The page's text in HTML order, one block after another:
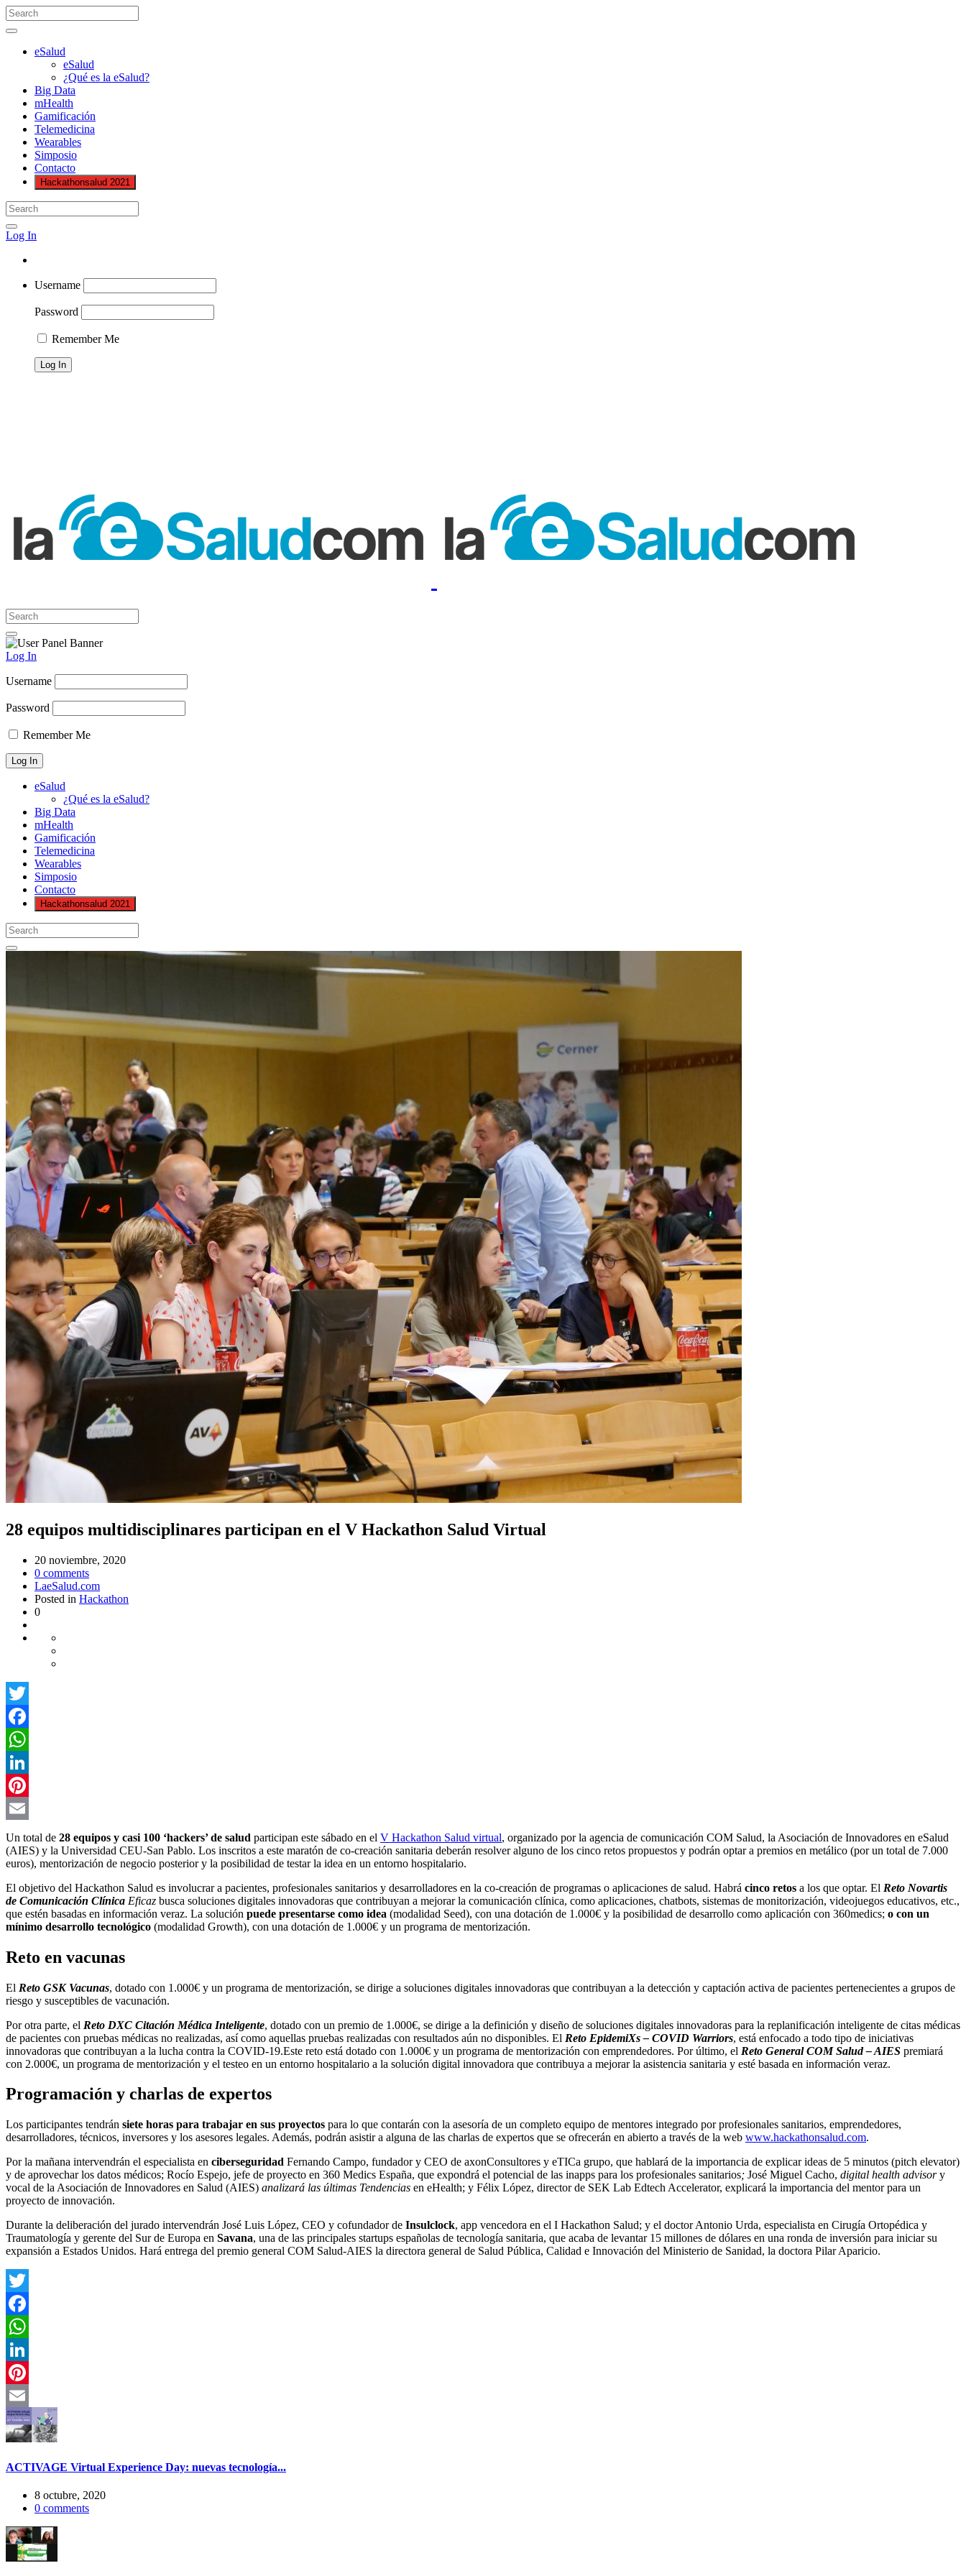
eSalud
eSalud
¿Qué es la eSalud?
Big Data
mHealth
Gamificación
Telemedicina
Wearables
Simposio
Contacto
Hackathonsalud 2021
Log In
Username
Password
Remember Me
Log In
Username
Password
Remember Me
eSalud
¿Qué es la eSalud?
Big Data
mHealth
Gamificación
Telemedicina
Wearables
Simposio
Contacto
Hackathonsalud 2021
28 equipos multidisciplinares participan en el V Hackathon Salud Virtual
20 noviembre, 2020
0 comments
LaeSalud.com
Posted in Hackathon
0
Twitter
Facebook
WhatsApp
LinkedIn
Pinterest
Email
Un total de 28 equipos y casi 100 ‘hackers’ de salud participan este sábado en el V Hackathon Salud virtual, organizado por la agencia de comunicación COM Salud, la Asociación de Innovadores en eSalud
(AIES) y la Universidad CEU-San Pablo. Los inscritos a este maratón de co-creación sanitaria deberán resolver alguno de los cinco retos propuestos y podrán optar a premios en metálico (por un total de 7.000
euros), mentorización de negocio posterior y la posibilidad de testar la idea en un entorno hospitalario.
El objetivo del Hackathon Salud es involucrar a pacientes, profesionales sanitarios y desarrolladores en la co-creación de programas o aplicaciones de salud. Habrá cinco retos a los que optar. El Reto Novartis
de Comunicación Clínica Eficaz busca soluciones digitales innovadoras que contribuyan a mejorar la comunicación clínica, como aplicaciones, chatbots, sistemas de monitorización, videojuegos educativos, etc.,
que estén basadas en información veraz. La solución puede presentarse como idea (modalidad Seed), con una dotación de 1.000€ y la posibilidad de desarrollo como aplicación con 360medics; o con un
mínimo desarrollo tecnológico (modalidad Growth), con una dotación de 1.000€ y un programa de mentorización.
Reto en vacunas
El Reto GSK Vacunas, dotado con 1.000€ y un programa de mentorización, se dirige a soluciones digitales innovadoras que contribuyan a la detección y captación activa de pacientes pertenecientes a grupos de
riesgo y susceptibles de vacunación.
Por otra parte, el Reto DXC Citación Médica Inteligente, dotado con un premio de 1.000€, se dirige a la definición y diseño de soluciones digitales innovadoras para la replanificación inteligente de citas médicas
de pacientes con pruebas médicas no realizadas, así como aquellas pruebas realizadas con resultados aún no disponibles. El Reto EpidemiXs – COVID Warriors, está enfocado a todo tipo de iniciativas
innovadoras que contribuyan a la lucha contra la COVID-19.Este reto está dotado con 1.000€ y un programa de mentorización con emprendedores. Por último, el Reto General COM Salud – AIES premiará
con 2.000€, un programa de mentorización y el testeo en un entorno hospitalario a la solución digital innovadora que contribuya a mejorar la asistencia sanitaria y esté basada en información veraz.
Programación y charlas de expertos
Los participantes tendrán siete horas para trabajar en sus proyectos para lo que contarán con la asesoría de un completo equipo de mentores integrado por profesionales sanitarios, emprendedores,
desarrolladores, técnicos, inversores y los asesores legales. Además, podrán asistir a alguna de las charlas de expertos que se ofrecerán en abierto a través de la web www.hackathonsalud.com.
Por la mañana intervendrán el especialista en ciberseguridad Fernando Campo, fundador y CEO de axonConsultores y eTICa grupo, que hablará de la importancia de explicar ideas de 5 minutos (pitch elevator)
y de aprovechar los datos médicos; Rocío Espejo, jefe de proyecto en 360 Medics España, que expondrá el potencial de las inapps para los profesionales sanitarios; José Miguel Cacho, digital health advisory
vocal de la Asociación de Innovadores en Salud (AIES) analizará las últimas Tendencias en eHealth; y Félix López, director de SEK Lab Edtech Accelerator, explicará la importancia del mentor para un
proyecto de innovación.
Durante la deliberación del jurado intervendrán José Luis López, CEO y cofundador de Insulclock, app vencedora en el I Hackathon Salud; y el doctor Antonio Urda, especialista en Cirugía Ortopédica y
Traumatología y gerente del Sur de Europa en Savana, una de las principales startups españolas de tecnología sanitaria, que acaba de levantar 15 millones de dólares en una ronda de inversión para iniciar su
expansión a Estados Unidos. Hará entrega del premio general COM Salud-AIES la directora general de Salud Pública, Calidad e Innovación del Ministerio de Sanidad, la doctora Pilar Aparicio.
Twitter
Facebook
WhatsApp
LinkedIn
Pinterest
Email
ACTIVAGE Virtual Experience Day: nuevas tecnología...
8 octubre, 2020
0 comments